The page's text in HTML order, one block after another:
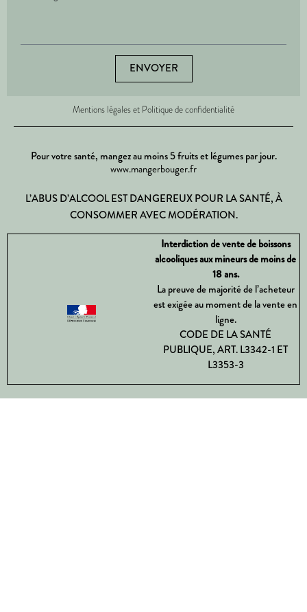
ENVOYER
Mentions légales et Politique de confidentialité
Pour votre santé, mangez au moins 5 fruits et légumes par jour.
www.mangerbouger.fr
L’ABUS D’ALCOOL EST DANGEREUX POUR LA SANTÉ, À
CONSOMMER AVEC MODÉRATION.
Interdiction de vente de boissons
alcooliques aux mineurs de moins de
18 ans.
La preuve de majorité de l’acheteur
est exigée au moment de la vente en
ligne.
CODE DE LA SANTÉ
PUBLIQUE, ART. L3342-1 ET
L3353-3